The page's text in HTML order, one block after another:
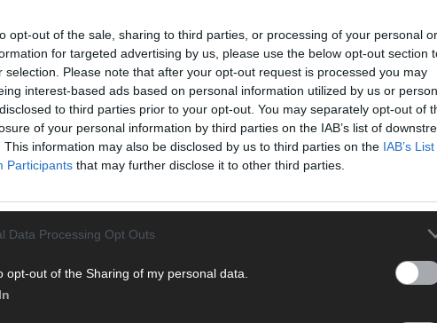
opt-out of the sale, sharing to third parties, or processing of your personal or
for targeted advertising by us, please use the below opt-out section
selection. Please note that after your opt-out request is processed you may
interest-based ads based on personal information utilized by us or
to third parties prior to your opt-out. You may separately opt-out of
of your personal information by third parties on the IAB’s list of
This information may also be disclosed by us to third parties on the IAB’s
Participants that may further disclose it to other third parties.
Data Processing Opt Outs
opt-out of the Sharing of my personal data.
WIRTSCHAFT
WERBE BEI